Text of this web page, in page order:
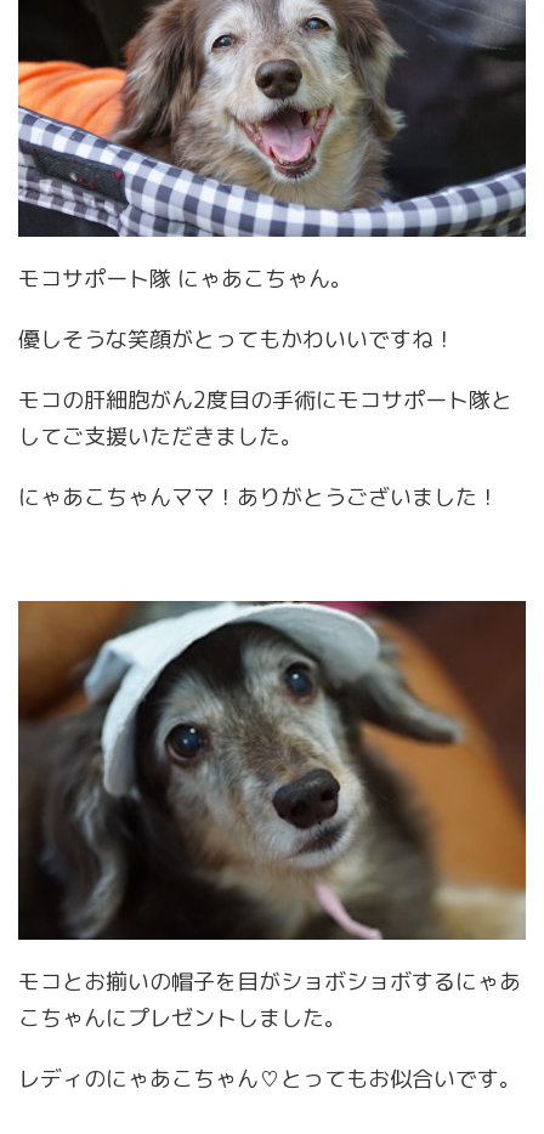
モコサポート隊 にゃあこちゃん。
優しそうな笑顔がとってもかわいいですね！
モコの肝細胞がん2度目の手術にモコサポート隊と
してご支援いただきました。
にゃあこちゃんママ！ありがとうございました！
モコとお揃いの帽子を目がショボショボするにゃあ
こちゃんにプレゼントしました。
レディのにゃあこちゃん♡とってもお似合いです。